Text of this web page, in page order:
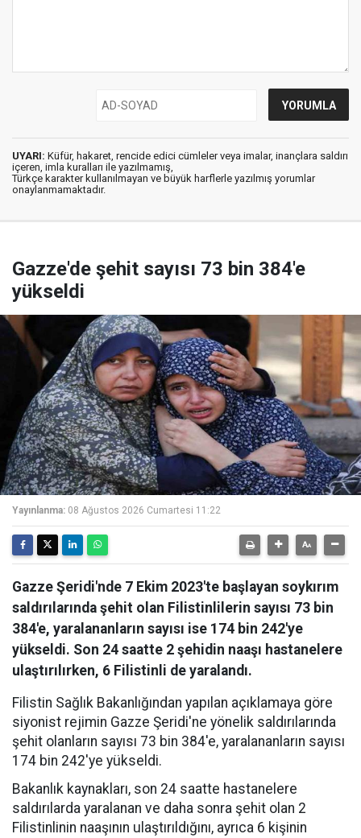
UYARI: Küfür, hakaret, rencide edici cümleler veya imalar, inançlara saldırı
içeren, imla kuralları ile yazılmamış,
Türkçe karakter kullanılmayan ve büyük harflerle yazılmış yorumlar
onaylanmamaktadır.
Gazze'de şehit sayısı 73 bin 384'e
yükseldi
Yayınlanma: 08 Ağustos 2026 Cumartesi 11:22
Gazze Şeridi'nde 7 Ekim 2023'te başlayan soykırım
saldırılarında şehit olan Filistinlilerin sayısı 73 bin
384'e, yaralananların sayısı ise 174 bin 242'ye
yükseldi. Son 24 saatte 2 şehidin naaşı hastanelere
ulaştırılırken, 6 Filistinli de yaralandı.
Filistin Sağlık Bakanlığından yapılan açıklamaya göre
siyonist rejimin Gazze Şeridi'ne yönelik saldırılarında
şehit olanların sayısı 73 bin 384'e, yaralananların sayısı
174 bin 242'ye yükseldi.
Bakanlık kaynakları, son 24 saatte hastanelere
saldırılarda yaralanan ve daha sonra şehit olan 2
Filistinlinin naaşının ulaştırıldığını, ayrıca 6 kişinin